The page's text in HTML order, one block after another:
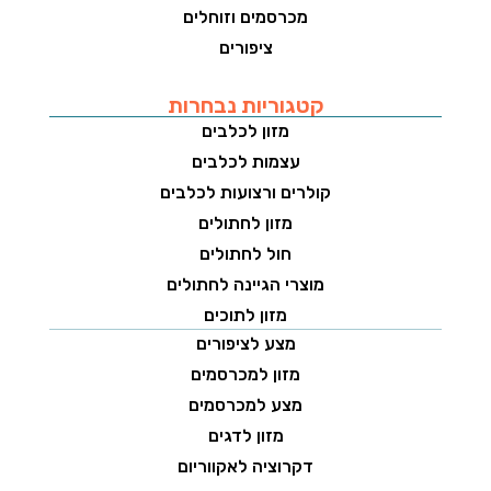
מכרסמים וזוחלים
ציפורים
קטגוריות נבחרות
מזון לכלבים
עצמות לכלבים
קולרים ורצועות לכלבים
מזון לחתולים
חול לחתולים
מוצרי הגיינה לחתולים
מזון לתוכים
מצע לציפורים
מזון למכרסמים
מצע למכרסמים
מזון לדגים
דקרוציה לאקווריום